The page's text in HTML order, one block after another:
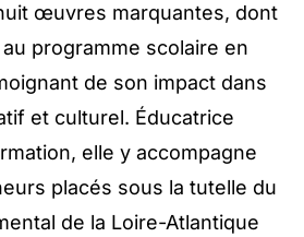
œuvres marquantes, dont
programme scolaire en
de son impact dans
et culturel. Éducatrice
elle y accompagne
placés sous la tutelle du
de la Loire-Atlantique